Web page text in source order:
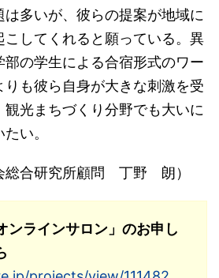
は多いが、彼らの提案が地域に
こしてくれると願っている。異
の学生による合宿形式のワー
りも彼ら自身が大きな刺激を受
光まちづくり分野でも大いに
い。
総合研究所顧問 丁野 朗）
ラインサロン」のお申し